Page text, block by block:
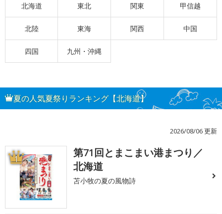
北海道 東北 関東 甲信越
北陸 東海 関西 中国
四国 九州・沖縄
夏の人気夏祭りランキング【北海道】
2026/08/06 更新
1
第71回とまこまい港まつり／
北海道
苫小牧の夏の風物詩